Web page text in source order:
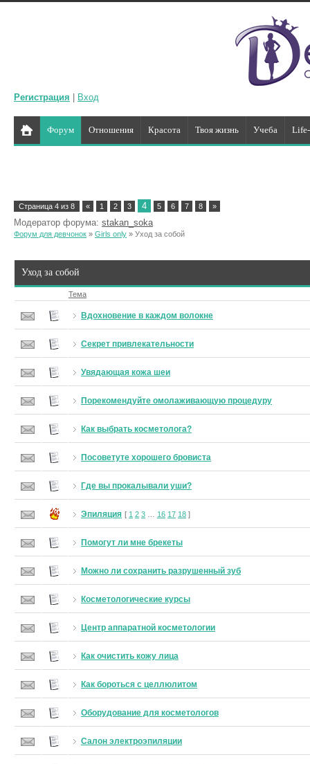
Регистрация Вход
Форум Отношения Красота Твоя жизнь Учеба
Страница 4 из 8 « 1 2 3 4 5 6 7 8 »
Модератор форума: stakan_soka
Форум для девчонок » Girls only » Уход за собой
Уход за собой
Тема
Вдохновение в каждом волокне
Секрет привлекательности
Увядающая кожа шеи
Порекомендуйте омолаживающую процедуру
Как выбрать косметолога?
Посоветуте хорошего бровиста
Где вы прокалывали уши?
Эпиляция [ 1 2 3 16 17 18 ]
Помогут ли мне брекеты
Можно ли сохранить разрушенный зуб
Косметологические курсы
Центр аппаратной косметологии
Как очистить кожу лица
Как бороться с целлюлитом
Оборудование для косметологов
Салон электроэпиляции